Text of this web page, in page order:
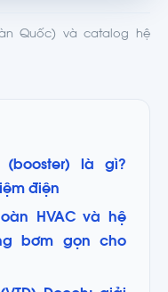
Quốc) và catalog hệ
là gì?
điện
HVAC và hệ
bơm gọn cho